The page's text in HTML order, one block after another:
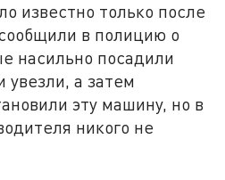
известно только после
в полицию о
насильно посадили
увезли, а затем
эту машину, но в
никого не